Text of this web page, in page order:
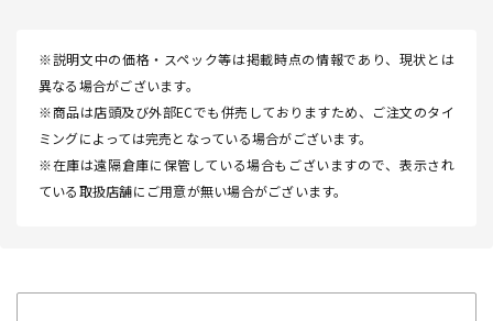
※説明文中の価格・スペック等は掲載時点の情報であり、現状とは
異なる場合がございます。
※商品は店頭及び外部ECでも併売しておりますため、ご注文のタイ
ミングによっては完売となっている場合がございます。
※在庫は遠隔倉庫に保管している場合もございますので、表示され
ている取扱店舗にご用意が無い場合がございます。